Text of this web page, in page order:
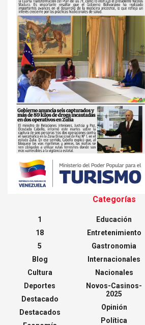
Categorías
1
18
5
Blog
Cultura
Deportes
Destacado
Destacados
Educación
Entretenimiento
Gastronomia
Internacionales
Nacionales
Novos-Casinos-
2025
Opinión
Política